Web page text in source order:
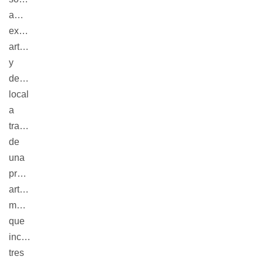
ambiental,
expresión
artística
y
desarrollo
local
a
través
de
una
programación
artística
masiva
que
incluye
tres